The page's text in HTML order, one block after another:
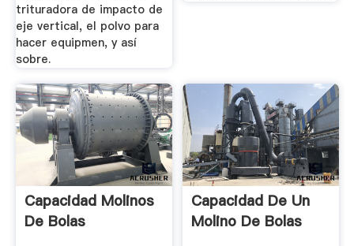
trituradora de impacto de
eje vertical, el polvo para
hacer equipmen, y así
sobre.
Capacidad Molinos
De Bolas
Capacidad De Un
Molino De Bolas